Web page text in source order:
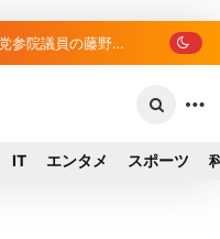
参院議員の藤野公
IT エンタメ スポーツ